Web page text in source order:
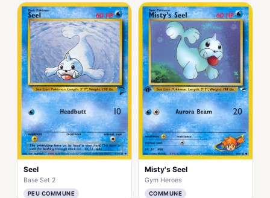
Seel
Base Set 2
PEU COMMUNE
Misty's Seel
Gym Heroes
COMMUNE